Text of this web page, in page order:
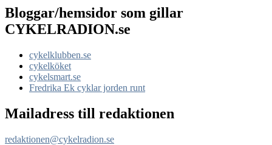
Bloggar/hemsidor som gillar
CYKELRADION.se
cykelklubben.se
cykelköket
cykelsmart.se
Fredrika Ek cyklar jorden runt
Mailadress till redaktionen
redaktionen@cykelradion.se